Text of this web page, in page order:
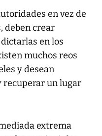
en vez de
deben crear
en los
muchos reos
y desean
recuperar un lugar
extrema